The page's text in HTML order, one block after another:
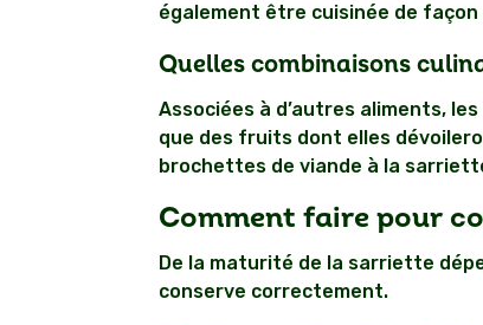
également être cuisinée de
Quelles combinaisons
Associées à d’autres aliments,
que des fruits dont elles
brochettes de viande à la
Comment faire pour
De la maturité de la sarriette
conserve correctement.